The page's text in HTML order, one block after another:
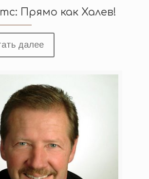
Прямо как Халев!
далее